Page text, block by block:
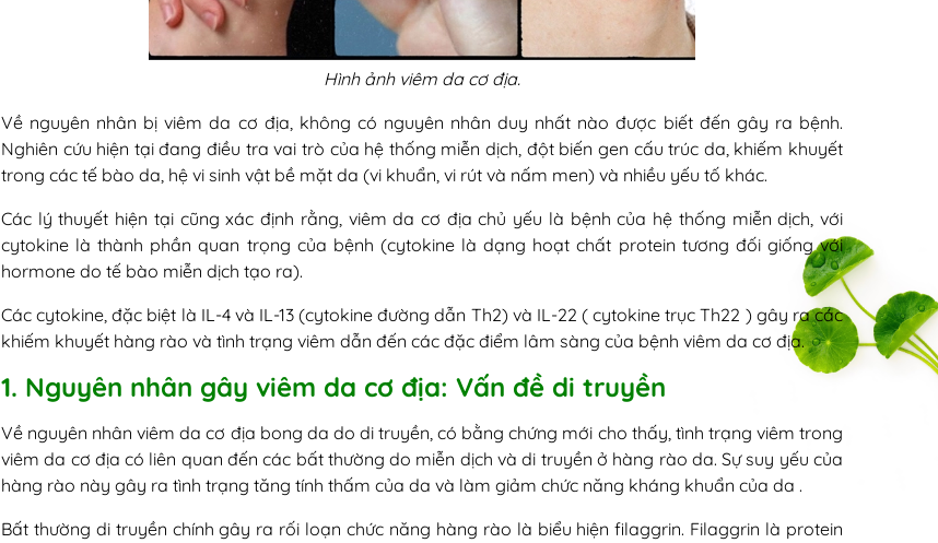
Hình ảnh viêm da cơ địa.
Về nguyên nhân bị viêm da cơ địa, không có nguyên nhân duy nhất nào được biết đến gây ra bệnh.
Nghiên cứu hiện tại đang điều tra vai trò của hệ thống miễn dịch, đột biến gen cấu trúc da, khiếm khuyết
trong các tế bào da, hệ vi sinh vật bề mặt da (vi khuẩn, vi rút và nấm men) và nhiều yếu tố khác.
Các lý thuyết hiện tại cũng xác định rằng, viêm da cơ địa chủ yếu là bệnh của hệ thống miễn dịch, với
cytokine là thành phần quan trọng của bệnh (cytokine là dạng hoạt chất protein tương đối giống với
hormone do tế bào miễn dịch tạo ra).
Các cytokine, đặc biệt là IL-4 và IL-13 (cytokine đường dẫn Th2) và IL-22 ( cytokine trục Th22 ) gây ra các
khiếm khuyết hàng rào và tình trạng viêm dẫn đến các đặc điểm lâm sàng của bệnh viêm da cơ địa.
1. Nguyên nhân gây viêm da cơ địa: Vấn đề di truyền
Về nguyên nhân viêm da cơ địa bong da do di truyền, có bằng chứng mới cho thấy, tình trạng viêm trong
viêm da cơ địa có liên quan đến các bất thường do miễn dịch và di truyền ở hàng rào da. Sự suy yếu của
hàng rào này gây ra tình trạng tăng tính thấm của da và làm giảm chức năng kháng khuẩn của da .
Bất thường di truyền chính gây ra rối loạn chức năng hàng rào là biểu hiện filaggrin. Filaggrin là protein